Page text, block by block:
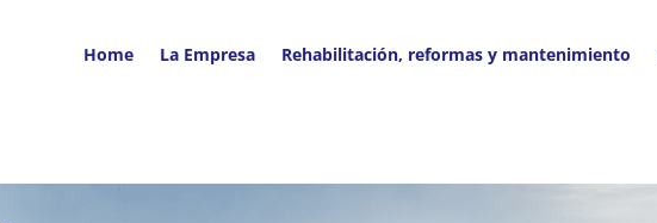
Home La Empresa Rehabilitación, reformas y mantenimiento